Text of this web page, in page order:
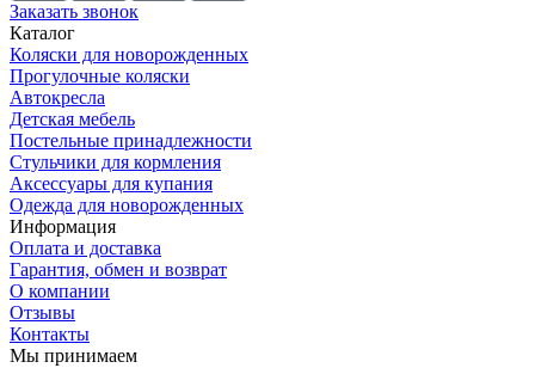
Заказать звонок
Каталог
Коляски для новорожденных
Прогулочные коляски
Автокресла
Детская мебель
Постельные принадлежности
Стульчики для кормления
Аксессуары для купания
Одежда для новорожденных
Информация
Оплата и доставка
Гарантия, обмен и возврат
О компании
Отзывы
Контакты
Мы принимаем